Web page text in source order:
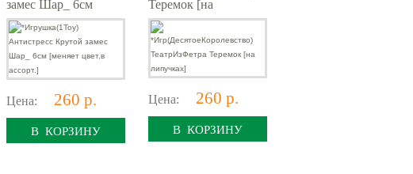
замес Шар_ 6см
[меняет цвет,в
ассорт.]
Цена: 260 р.
В КОРЗИНУ
Теремок [на
липучках]
Цена: 260 р.
В КОРЗИНУ